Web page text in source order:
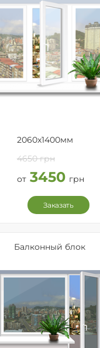
2060x1400мм
4650 грн
от 3450 грн
Заказать
Балконный блок